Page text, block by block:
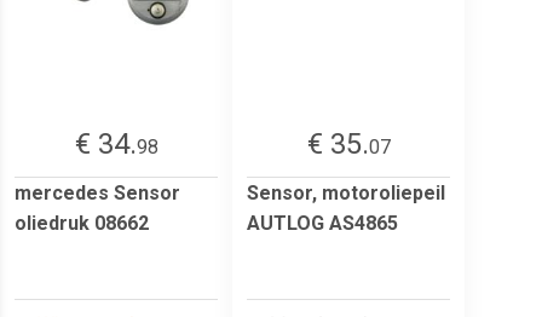
€ 34.98
mercedes Sensor
oliedruk 08662
€ 35.07
Sensor, motoroliepeil
AUTLOG AS4865